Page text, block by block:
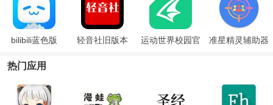
bilibili蓝色版 轻音社旧版本
运动世界校园官
准星精灵辅助器
热门应用